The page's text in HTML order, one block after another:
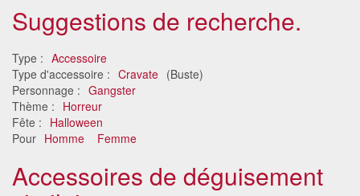
Suggestions de recherche.
Type : Accessoire
Type d'accessoire : Cravate (Buste)
Personnage : Gangster
Thème : Horreur
Fête : Halloween
Pour Homme Femme
Accessoires de déguisement